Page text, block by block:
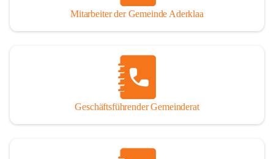
Mitarbeiter der Gemeinde Aderklaa
Geschäftsführender Gemeinderat